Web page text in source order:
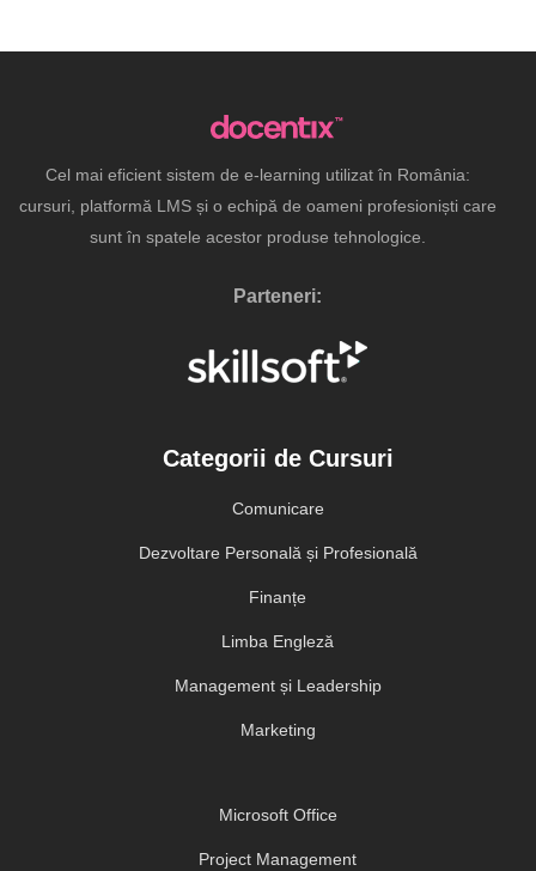
Cel mai eficient sistem de e-learning utilizat în România:
cursuri, platformă LMS și o echipă de oameni profesioniști care
sunt în spatele acestor produse tehnologice.
Parteneri:
Categorii de Cursuri
Comunicare
Dezvoltare Personală și Profesională
Finanțe
Limba Engleză
Management și Leadership
Marketing
Microsoft Office
Project Management